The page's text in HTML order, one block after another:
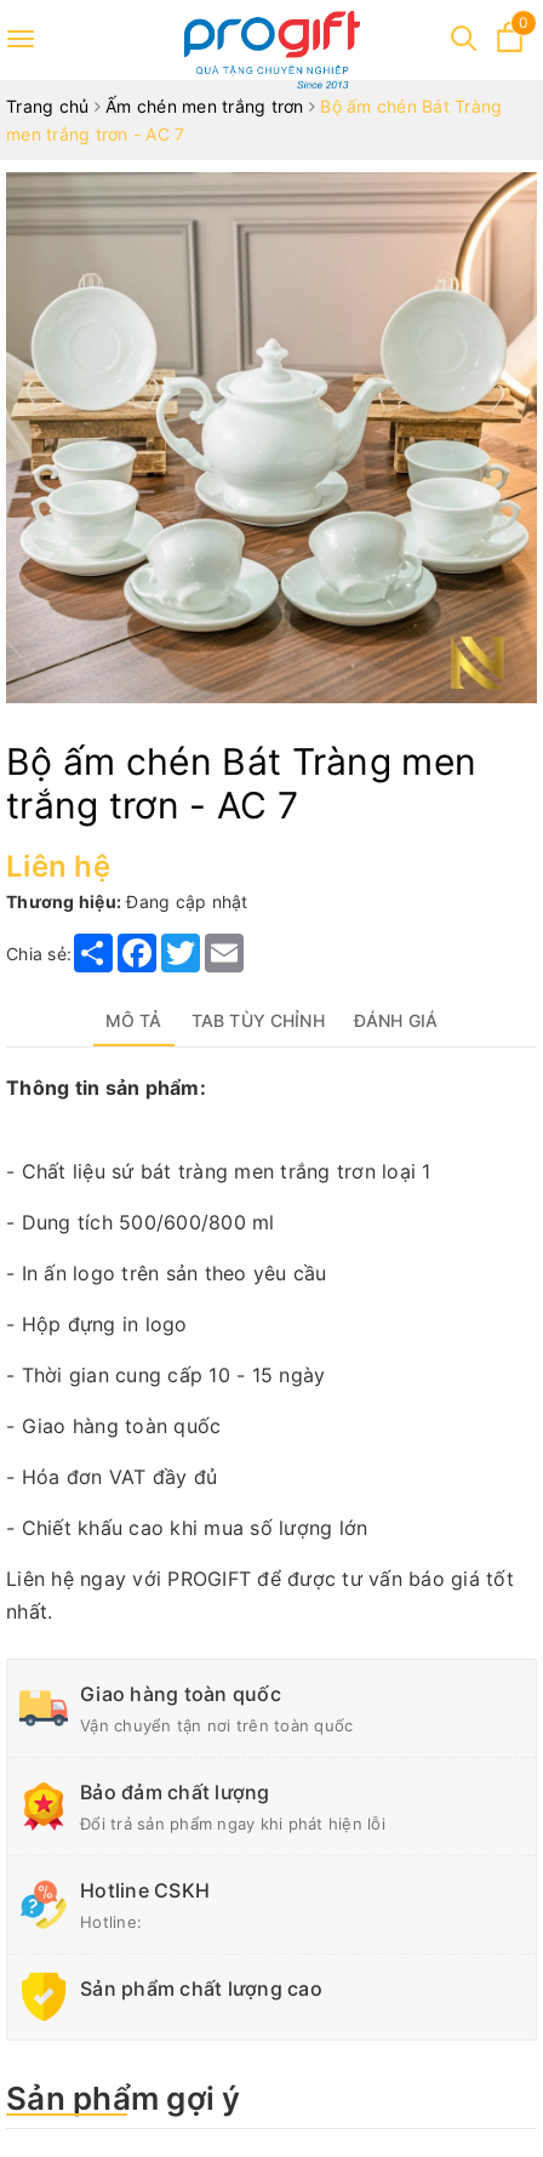
Toggle
0
Trang chủ Ấm chén men trắng trơn
Bộ ấm chén Bát Tràng
men trắng trơn - AC 7
Bộ ấm chén Bát Tràng men
trắng trơn - AC 7
Liên hệ
Thương hiệu: Đang cập nhật
Chia sẻ: Share Facebook
Twitter
MÔ TẢ TAB TÙY CHỈNH ĐÁNH GIÁ
Thông tin sản phẩm:
- Chất liệu sứ bát tràng men trắng trơn loại 1
- Dung tích 500/600/800 ml
- In ấn logo trên sản theo yêu cầu
- Hộp đựng in logo
- Thời gian cung cấp 10 - 15 ngày
- Giao hàng toàn quốc
- Hóa đơn VAT đầy đủ
- Chiết khấu cao khi mua số lượng lớn
Liên hệ ngay với PROGIFT để được tư vấn báo giá tốt
nhất.
Giao hàng toàn quốc
Vận chuyển tận nơi trên toàn quốc
Bảo đảm chất lượng
Đổi trả sản phẩm ngay khi phát hiện lỗi
Hotline CSKH
Hotline:
Sản phẩm chất lượng cao
Sản phẩm gợi ý